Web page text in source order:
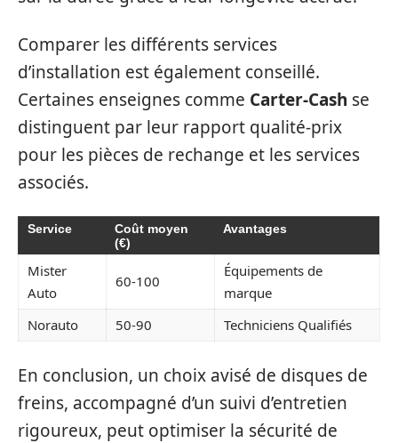
Comparer les différents services
d’installation est également conseillé.
Certaines enseignes comme Carter-Cash se
distinguent par leur rapport qualité-prix
pour les pièces de rechange et les services
associés.
Service
Coût moyen
(€)
Avantages
Mister
Auto
60-100
Équipements de
marque
Norauto
50-90 Techniciens Qualifiés
En conclusion, un choix avisé de disques de
freins, accompagné d’un suivi d’entretien
rigoureux, peut optimiser la sécurité de